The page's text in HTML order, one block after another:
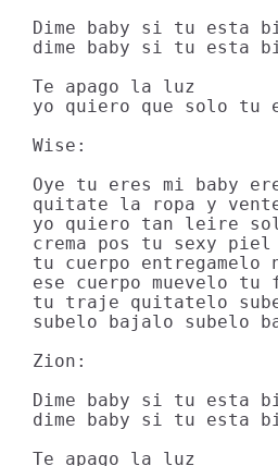
Dime baby si tu esta
dime baby si tu esta
Te apago la luz
yo quiero que solo tu
Wise:
Oye tu eres mi baby
quitate la ropa y
yo quiero tan leire
crema pos tu sexy piel
tu cuerpo entregamelo
ese cuerpo muevelo tu
tu traje quitatelo
subelo bajalo subelo
Zion:
Dime baby si tu esta
dime baby si tu esta
Te apago la luz